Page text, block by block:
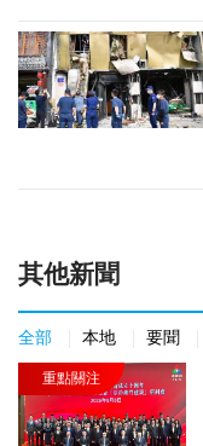
其他新聞
全部 本地 要聞